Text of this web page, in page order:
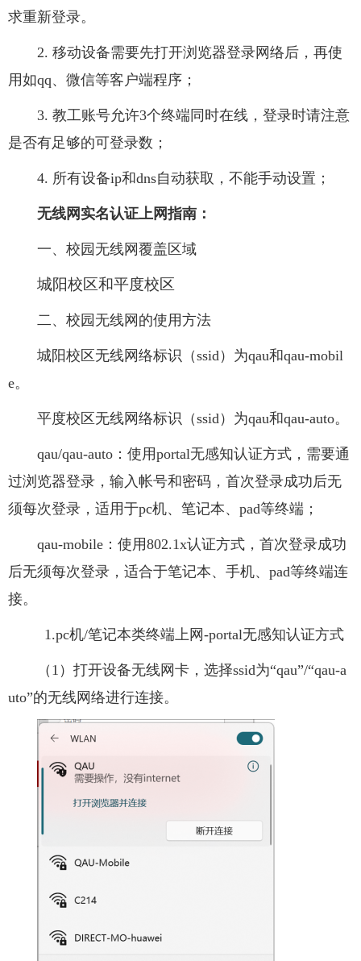
求重新登录。
2. 移动设备需要先打开浏览器登录网络后，再使
用如qq、微信等客户端程序；
3. 教工账号允许3个终端同时在线，登录时请注意
是否有足够的可登录数；
4. 所有设备ip和dns自动获取，不能手动设置；
无线网实名认证上网指南：
一、校园无线网覆盖区域
城阳校区和平度校区
二、校园无线网的使用方法
城阳校区无线网络标识（ssid）为qau和qau-mobil
e。
平度校区无线网络标识（ssid）为qau和qau-auto。
qau/qau-auto：使用portal无感知认证方式，需要通
过浏览器登录，输入帐号和密码，首次登录成功后无
须每次登录，适用于pc机、笔记本、pad等终端；
qau-mobile：使用802.1x认证方式，首次登录成功
后无须每次登录，适合于笔记本、手机、pad等终端连
接。
1.pc机/笔记本类终端上网-portal无感知认证方式
（1）打开设备无线网卡，选择ssid为“qau”/“qau-a
uto”的无线网络进行连接。